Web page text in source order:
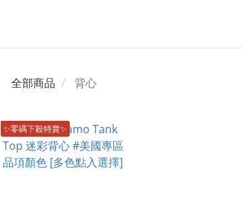
全部商品 背心
✨零碼下殺特賣✨